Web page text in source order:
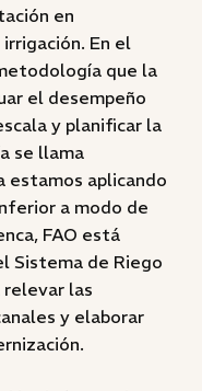
en
En el
que la
el desempeño
y planificar la
se llama
estamos aplicando
a modo de
FAO está
Sistema de Riego
relevar las
y elaborar